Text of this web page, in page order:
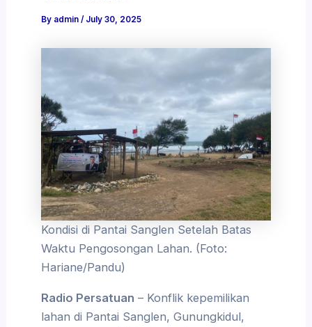
By admin / July 30, 2025
Kondisi di Pantai Sanglen Setelah Batas
Waktu Pengosongan Lahan. (Foto:
Hariane/Pandu)
Radio Persatuan – Konflik kepemilikan
lahan di Pantai Sanglen, Gunungkidul,